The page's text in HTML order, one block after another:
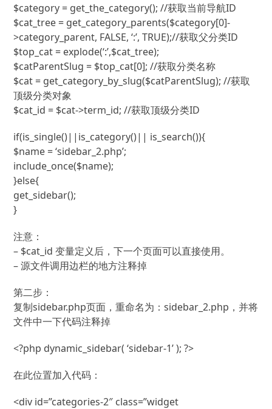
$category = get_the_category(); //获取当前导航ID
$cat_tree = get_category_parents($category[0]-
>category_parent, FALSE, ‘:’, TRUE);//获取父分类ID
$top_cat = explode(‘:’,$cat_tree);
$catParentSlug = $top_cat[0]; //获取分类名称
$cat = get_category_by_slug($catParentSlug); //获取
顶级分类对象
$cat_id = $cat->term_id; //获取顶级分类ID
if(is_single()||is_category()|| is_search()){
$name = ‘sidebar_2.php’;
include_once($name);
}else{
get_sidebar();
}
注意：
– $cat_id 变量定义后，下一个页面可以直接使用。
– 源文件调用边栏的地方注释掉
第二步：
复制sidebar.php页面，重命名为：sidebar_2.php，并将
文件中一下代码注释掉
<?php dynamic_sidebar( ‘sidebar-1’ ); ?>
在此位置加入代码：
<div id=”categories-2″ class=”widget